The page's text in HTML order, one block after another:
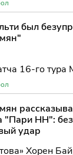
«Ростов».
был
16-го
России
НН", игрок
своим
"Пари НН":
удар
Хорен